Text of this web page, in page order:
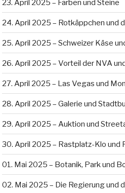
23. April 2025 – Farben und Steine
24. April 2025 – Rotkäppchen und
25. April 2025 – Schweizer Käse
26. April 2025 – Vorteil der NVA
27. April 2025 – Las Vegas und
28. April 2025 – Galerie und
29. April 2025 – Auktion und
30. April 2025 – Rastplatz-Klo und
01. Mai 2025 – Botanik, Park und
02. Mai 2025 – Die Regierung und